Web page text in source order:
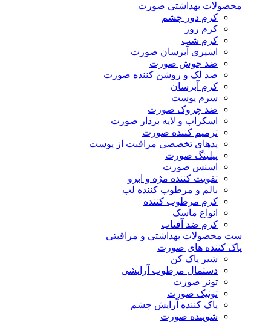
محصولات بهداشتی صورت
کرم دور چشم
کرم روز
کرم شب
اسپری آبرسان صورت
ضد جوش صورت
ضد لک و روشن کننده صورت
کرم آبرسان
سرم پوست
ضد چروک صورت
اسکراب و لایه بردار صورت
ترمیم کننده صورت
پدهای تخصصی مراقبت از پوست
پیلینگ صورت
اسنس صورت
تقویت کننده مژه و ابرو
بالم و مرطوب کننده لب
کرم مرطوب کننده
انواع ماسک
کرم ضد آفتاب
ست محصولات بهداشتی و مراقبتی
پاک کننده های صورت
شیر پاک کن
دستمال مرطوب آرایشی
تونر صورت
تونیک صورت
پاک کننده آرایش چشم
شوینده صورت